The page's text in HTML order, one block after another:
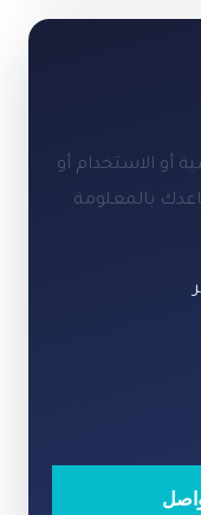
أو الاستخدام أو
بالمعلومة